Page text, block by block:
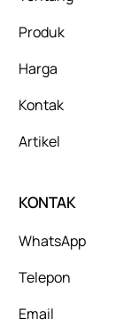
Produk
Harga
Kontak
Artikel
KONTAK
WhatsApp
Telepon
Email